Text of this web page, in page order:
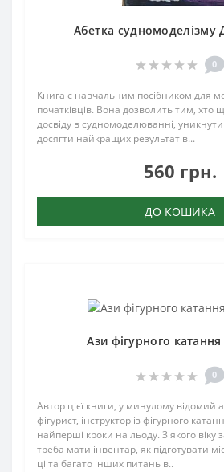
Абетка судномоделізму
0
Книга є навчальним посібником для
початківців. Вона дозволить тим, хто
досвіду в судномоделюванні,
досягти найкращих результатів...
560 грн.
ДО КОШИКА
Ази фігурного катання
0
Автор цієї книги, у минулому відомий
фігурист, інструктор із фігурного
найперші кроки на льоду. З якого віку
треба мати інвентар, як підготувати
ці та багато інших питань в..